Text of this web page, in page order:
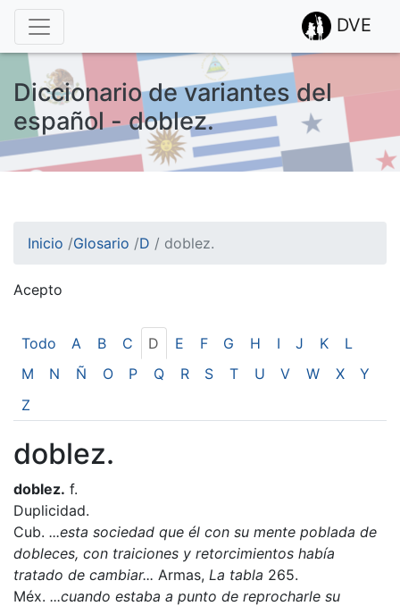
DVE
Diccionario de variantes del
español - doblez.
Inicio /Glosario /D / doblez.
Acepto
Esto nos ayuda a recolectar estadísticas de las visitas.
Todo A B C D E F G H I J K
L
M
N Ñ O P Q R S T U V W X
Y
Z
doblez.
doblez. f.
Duplicidad.
Cub. ...esta sociedad que él con su mente poblada de
dobleces, con traiciones y retorcimientos había
tratado de cambiar... Armas, La tabla 265.
Méx. ...cuando estaba a punto de reprocharle su